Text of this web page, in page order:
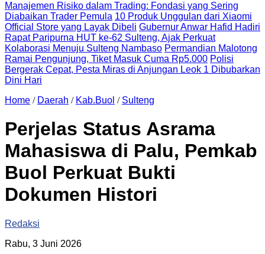
Manajemen Risiko dalam Trading: Fondasi yang Sering
Diabaikan Trader Pemula 10 Produk Unggulan dari Xiaomi
Official Store yang Layak Dibeli Gubernur Anwar Hafid Hadiri
Rapat Paripurna HUT ke-62 Sulteng, Ajak Perkuat
Kolaborasi Menuju Sulteng Nambaso Permandian Malotong
Ramai Pengunjung, Tiket Masuk Cuma Rp5.000 Polisi
Bergerak Cepat, Pesta Miras di Anjungan Leok 1 Dibubarkan
Dini Hari
Home / Daerah / Kab.Buol / Sulteng
Perjelas Status Asrama
Mahasiswa di Palu, Pemkab
Buol Perkuat Bukti
Dokumen Histori
Redaksi
Rabu, 3 Juni 2026